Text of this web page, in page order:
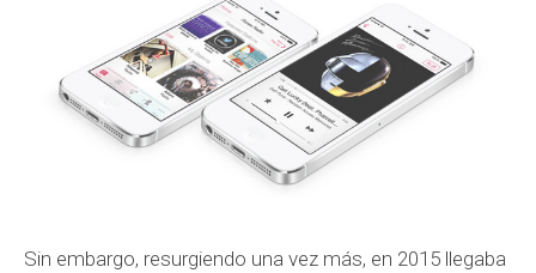
Sin embargo, resurgiendo una vez más, en 2015 llegaba